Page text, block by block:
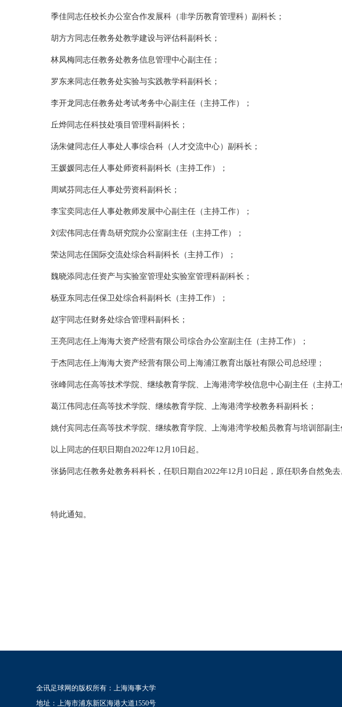
季佳同志任校长办公室合作发展科（非学历教育管理科）副科长；
胡方方同志任教务处教学建设与评估科副科长；
林凤梅同志任教务处教务信息管理中心副主任；
罗东来同志任教务处实验与实践教学科副科长；
李开龙同志任教务处考试考务中心副主任（主持工作）；
丘烨同志任科技处项目管理科副科长；
汤朱健同志任人事处人事综合科（人才交流中心）副科长；
王媛媛同志任人事处师资科副科长（主持工作）；
周斌芬同志任人事处劳资科副科长；
李宝奕同志任人事处教师发展中心副主任（主持工作）；
刘宏伟同志任青岛研究院办公室副主任（主持工作）；
荣达同志任国际交流处综合科副科长（主持工作）；
魏晓添同志任资产与实验室管理处实验室管理科副科长；
杨亚东同志任保卫处综合科副科长（主持工作）；
赵宇同志任财务处综合管理科副科长；
王亮同志任上海海大资产经营有限公司综合办公室副主任（主持工作）；
于杰同志任上海海大资产经营有限公司上海浦江教育出版社有限公司总经理；
张峰同志任高等技术学院、继续教育学院、上海港湾学校信息中心副主任（主持工
葛江伟同志任高等技术学院、继续教育学院、上海港湾学校教务科副科长；
姚付宾同志任高等技术学院、继续教育学院、上海港湾学校船员教育与培训部副主
以上同志的任职日期自2022年12月10日起。
张扬同志任教务处教务科科长，任职日期自2022年12月10日起，原任职务自然免去
特此通知。
全讯足球网的版权所有：上海海事大学
地址：上海市浦东新区海港大道1550号